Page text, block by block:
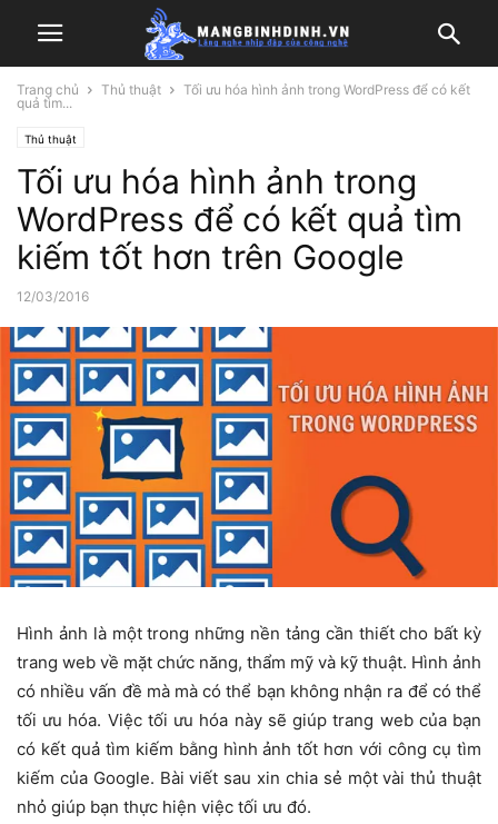
Trang chủ Thủ thuật
Tối ưu hóa hình ảnh trong WordPress để có kết
quả tìm...
Thủ thuật
Tối ưu hóa hình ảnh trong
WordPress để có kết quả tìm
kiếm tốt hơn trên Google
12/03/2016
Hình ảnh là một trong những nền tảng cần thiết cho bất kỳ
trang web về mặt chức năng, thẩm mỹ và kỹ thuật. Hình ảnh
có nhiều vấn đề mà mà có thể bạn không nhận ra để có thể
tối ưu hóa. Việc tối ưu hóa này sẽ giúp trang web của bạn
có kết quả tìm kiếm bằng hình ảnh tốt hơn với công cụ tìm
kiếm của Google. Bài viết sau xin chia sẻ một vài thủ thuật
nhỏ giúp bạn thực hiện việc tối ưu đó.